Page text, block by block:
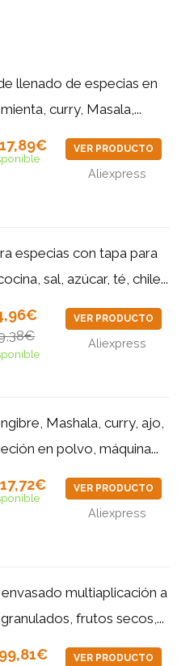
llenado de especias en
curry, Masala,...
VER PRODUCTO
Aliexpress
especias con tapa para
sal, azúcar, té, chile...
VER PRODUCTO
Aliexpress
Mashala, curry, ajo,
en polvo, máquina...
VER PRODUCTO
Aliexpress
multiaplicación a
frutos secos,...
VER PRODUCTO